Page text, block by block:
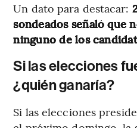
Un dato para destacar:
sondeados señaló que
ninguno de los
Si las elecciones
¿quién ganaría?
Si las elecciones